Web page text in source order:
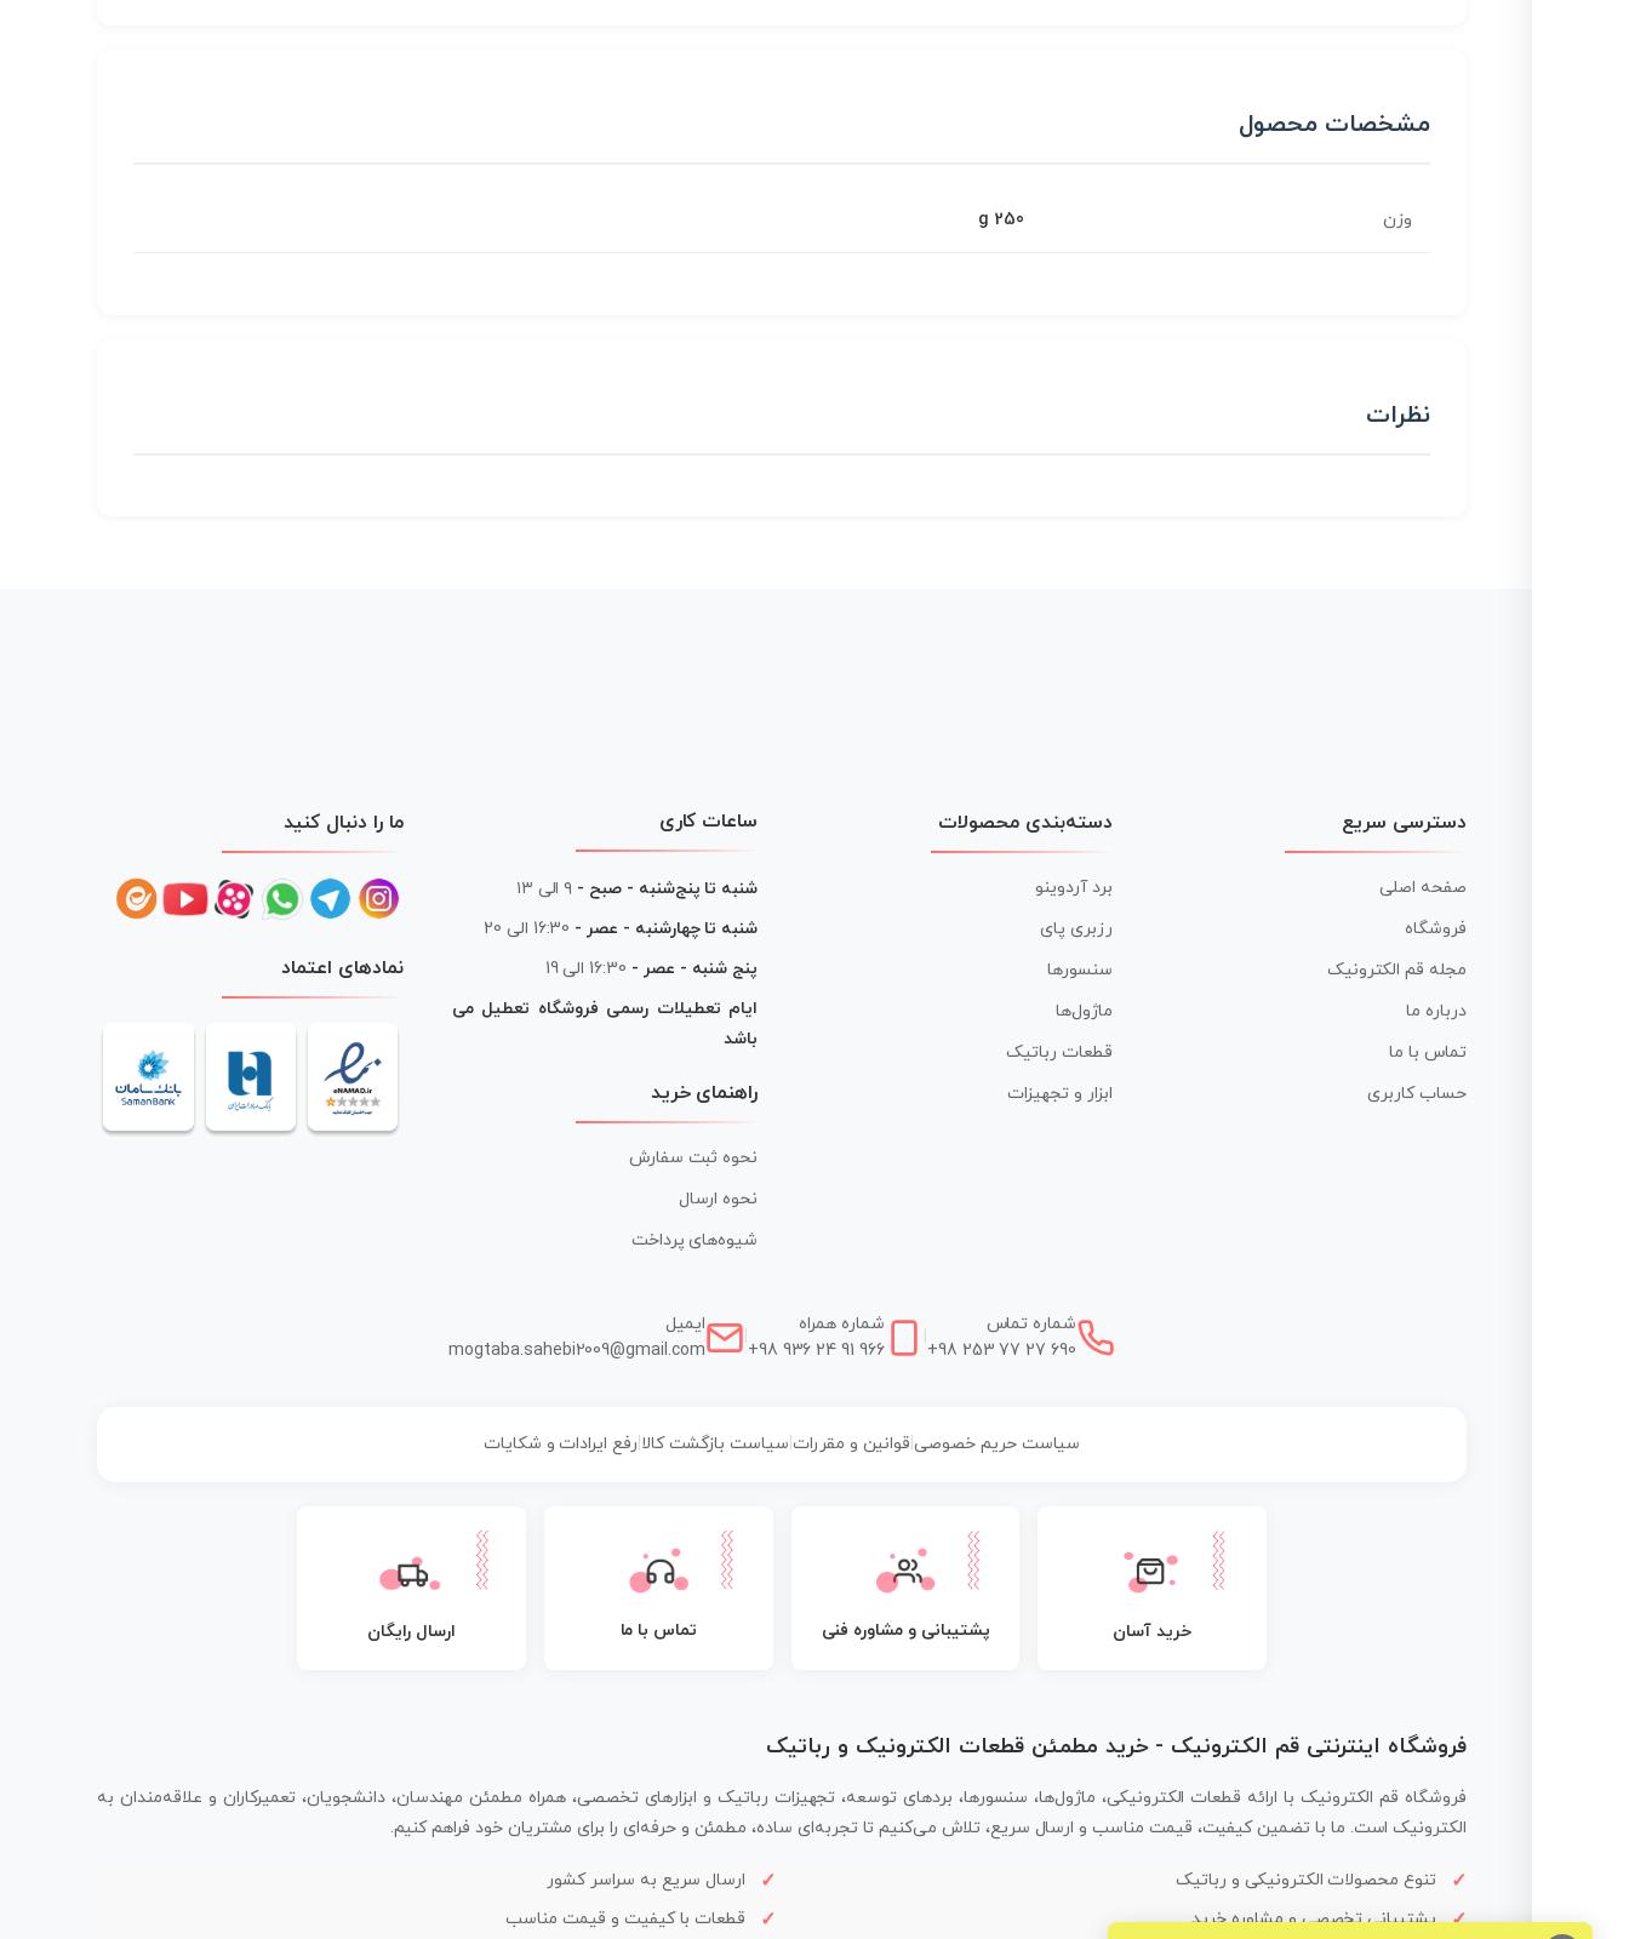
مشخصات محصول
وزن 250 g
نظرات
دسترسی سریع
صفحه اصلی
فروشگاه
مجله قم الکترونیک
درباره ما
تماس با ما
حساب کاربری
دسته‌بندی محصولات
برد آردوینو
رزبری پای
سنسورها
ماژول‌ها
قطعات رباتیک
ابزار و تجهیزات
ساعات کاری
شنبه تا پنج‌شنبه - صبح - ۹ الی ۱۳
شنبه تا چهارشنبه - عصر - 16:30 الی 20
پنج شنبه - عصر - 16:30 الی 19
ایام تعطیلات رسمی فروشگاه تعطیل می
باشد
راهنمای خرید
نحوه ثبت سفارش
نحوه ارسال
شیوه‌های پرداخت
ما را دنبال کنید
نمادهای اعتماد
شماره تماس
+98 253 77 27 690
شماره همراه
+98 936 24 91 966
ایمیل
mogtaba.sahebi2009@gmail.com
سیاست حریم خصوصی| قوانین و مقررات سیاست بازگشت کالا رفع ایرادات و شکایات
خرید آسان پشتیبانی و مشاوره فنی تماس با ما ارسال رایگان
فروشگاه اینترنتی قم الکترونیک - خرید مطمئن قطعات الکترونیک و رباتیک
فروشگاه قم الکترونیک با ارائه قطعات الکترونیکی، ماژول‌ها، سنسورها، بردهای توسعه، تجهیزات رباتیک و ابزارهای تخصصی، همراه مطمئن مهندسان، دانشجویان، تعمیرکاران و علاقه‌مندان به
الکترونیک است. ما با تضمین کیفیت، قیمت مناسب و ارسال سریع، تلاش می‌کنیم تا تجربه‌ای ساده، مطمئن و حرفه‌ای را برای مشتریان خود فراهم کنیم.
تنوع محصولات الکترونیکی و رباتیک
ارسال سریع به سراسر کشور
پشتیبانی تخصصی و مشاوره خرید
قطعات با کیفیت و قیمت مناسب